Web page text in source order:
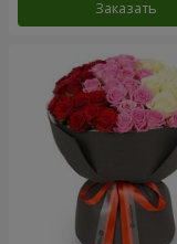
Заказать